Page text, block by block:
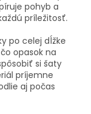
pohyb a
príležitosť.
po celej dĺžke
opasok na
si šaty
príjemne
aj počas